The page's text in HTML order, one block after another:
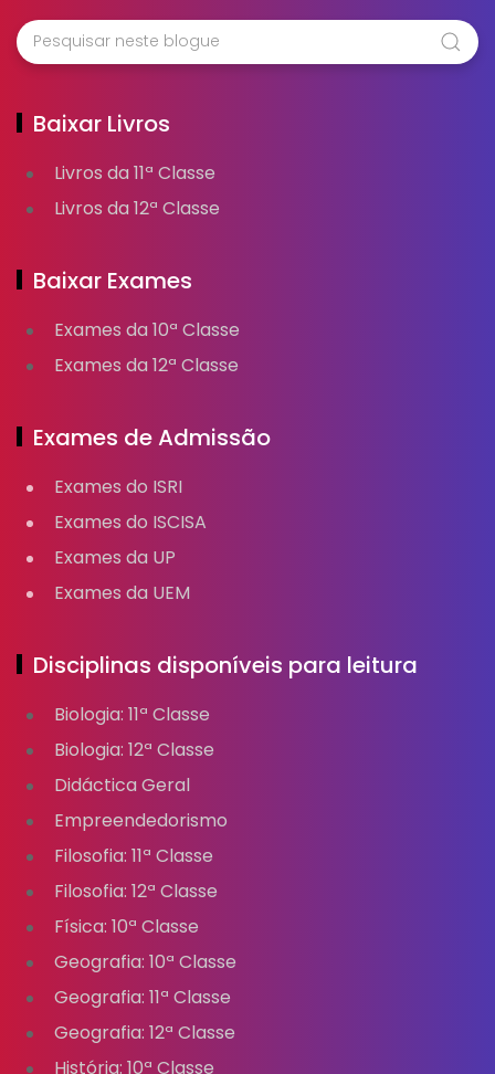
Baixar Livros
Livros da 11ª Classe
Livros da 12ª Classe
Baixar Exames
Exames da 10ª Classe
Exames da 12ª Classe
Exames de Admissão
Exames do ISRI
Exames do ISCISA
Exames da UP
Exames da UEM
Disciplinas disponíveis para leitura
Biologia: 11ª Classe
Biologia: 12ª Classe
Didáctica Geral
Empreendedorismo
Filosofia: 11ª Classe
Filosofia: 12ª Classe
Física: 10ª Classe
Geografia: 10ª Classe
Geografia: 11ª Classe
Geografia: 12ª Classe
História: 10ª Classe